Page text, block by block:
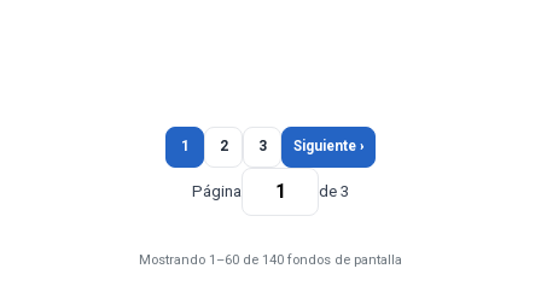
1 2 3 Siguiente ›
Página de 3
Mostrando 1–60 de 140 fondos de pantalla